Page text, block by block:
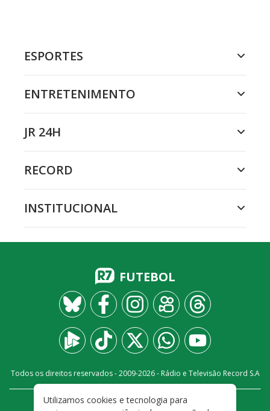
ESPORTES
ENTRETENIMENTO
JR 24H
RECORD
INSTITUCIONAL
FUTEBOL
Todos os direitos reservados - 2009-2026- Rádio e Televisão Record S.A
FALE CONOSCO PRIVACIDADE
Utilizamos cookies e tecnologia para